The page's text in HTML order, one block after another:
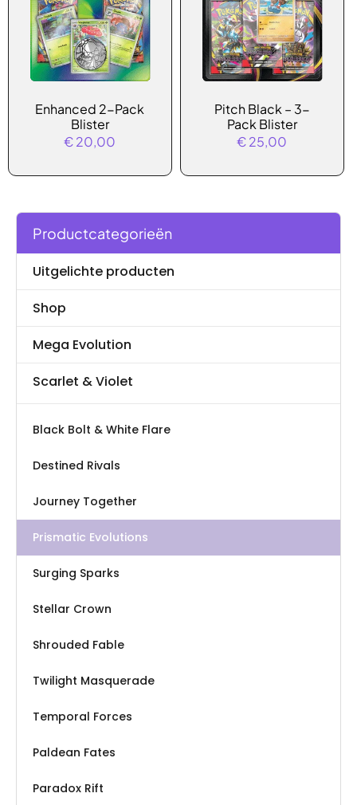
Enhanced 2-Pack
Blister
€20,00
Pitch Black – 3-
Pack Blister
€25,00
Productcategorieën
Uitgelichte producten
Shop
Mega Evolution
Scarlet & Violet
Black Bolt & White Flare
Destined Rivals
Journey Together
Prismatic Evolutions
Surging Sparks
Stellar Crown
Shrouded Fable
Twilight Masquerade
Temporal Forces
Paldean Fates
Paradox Rift